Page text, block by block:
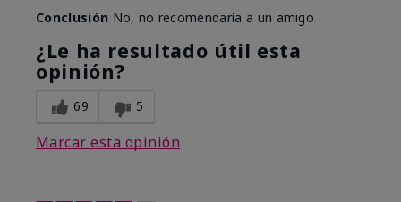
Conclusión No, no recomendaría a un amigo
¿Le ha resultado útil esta
opinión?
69 5
Marcar esta opinión